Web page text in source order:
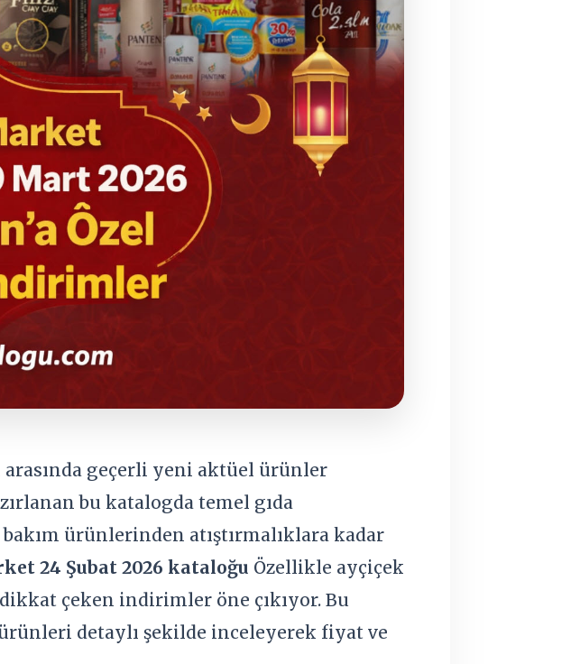
geçerli yeni aktüel ürünler
bu katalogda temel gıda
ürünlerinden atıştırmalıklara kadar
24 Şubat 2026 kataloğu Özellikle ayçiçek
çeken indirimler öne çıkıyor. Bu
detaylı şekilde inceleyerek fiyat ve